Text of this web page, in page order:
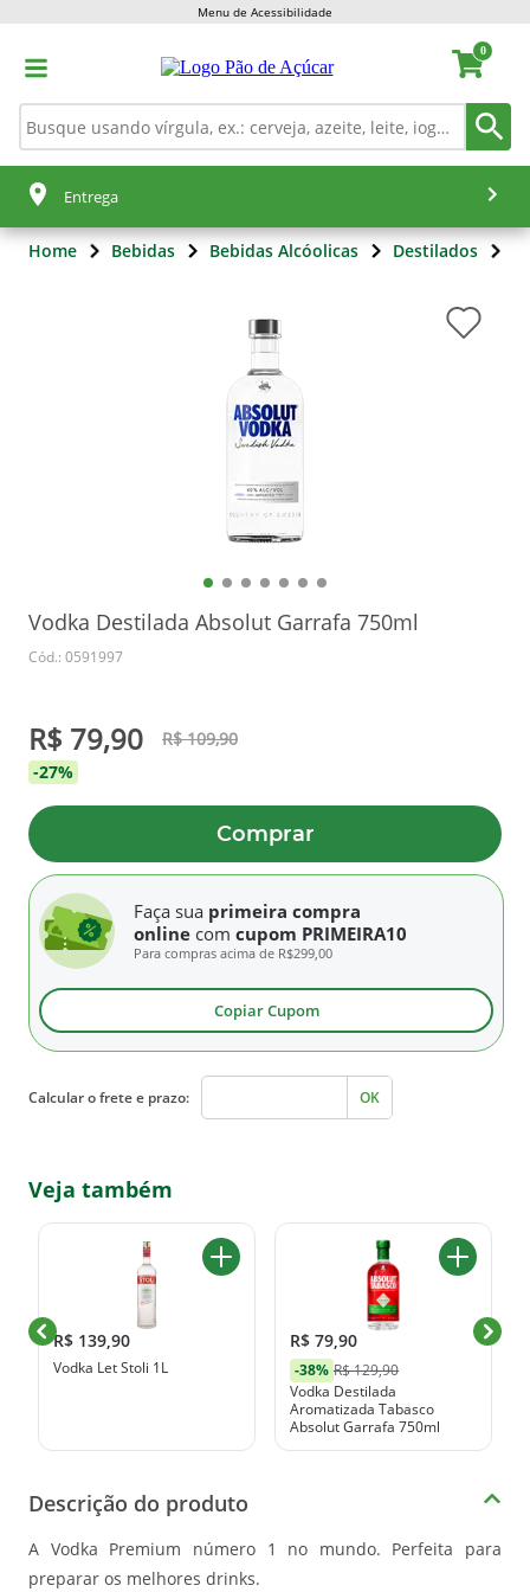
Menu de Acessibilidade
0
Entrega
Home Bebidas Bebidas Alcóolicas Destilados
Vodka Destilada Absolut Garrafa 750ml
Cód.: 0591997
R$ 79,90
R$ 109,90
-27%
Comprar
Faça sua primeira compra
online com cupom PRIMEIRA10
Para compras acima de R$299,00
Copiar Cupom
Calcular o frete e prazo: OK
Veja também
R$ 139,90
Vodka Let Stoli 1L
R$ 79,90
-38% R$ 129,90
Vodka Destilada
Aromatizada Tabasco
Absolut Garrafa 750ml
Descrição do produto
A Vodka Premium número 1 no mundo. Perfeita para
preparar os melhores drinks.